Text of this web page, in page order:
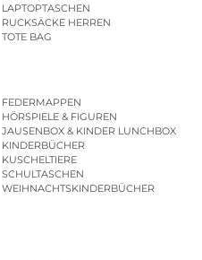
LAPTOPTASCHEN
RUCKSÄCKE HERREN
TOTE BAG
FEDERMAPPEN
HÖRSPIELE & FIGUREN
JAUSENBOX & KINDER LUNCHBOX
KINDERBÜCHER
| KINDERGARTENBEUTEL
KUSCHELTIERE
SCHULTASCHEN
WEIHNACHTSKINDERBÜCHER